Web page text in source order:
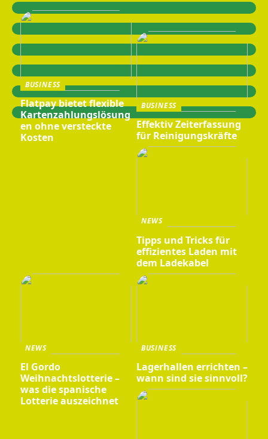
BUSINESS
Flatpay bietet flexible
Kartenzahlungslösung
en ohne versteckte
Kosten
BUSINESS
Effektiv Zeiterfassung
für Reinigungskräfte
NEWS
Tipps und Tricks für
effizientes Laden mit
dem Ladekabel
NEWS
El Gordo
Weihnachtslotterie –
was die spanische
Lotterie auszeichnet
BUSINESS
Lagerhallen errichten –
wann sind sie sinnvoll?